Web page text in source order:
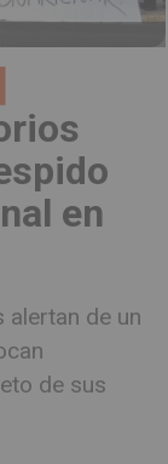
en
de un
de sus